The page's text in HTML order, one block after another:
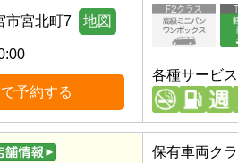
市宮北町7 地図
予約する
各種サービス
保有車両ク